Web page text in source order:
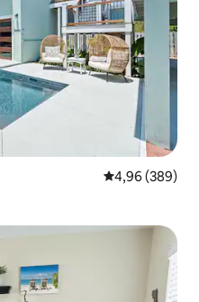
Note
4,96 (389)